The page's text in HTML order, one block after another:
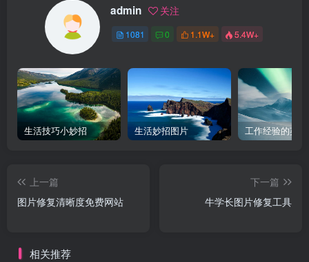
admin 关注
1081 0 1.1W+ 5.4W+
生活技巧小妙招 生活妙招图片 工作经验的英
上一篇
图片修复清晰度免费网站
下一篇
牛学长图片修复工具
相关推荐